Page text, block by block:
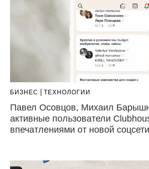
БИЗНЕС ТЕХНОЛОГИИ
Павел Осовцов, Михаил
активные пользователи
впечатлениями от новой соцсети